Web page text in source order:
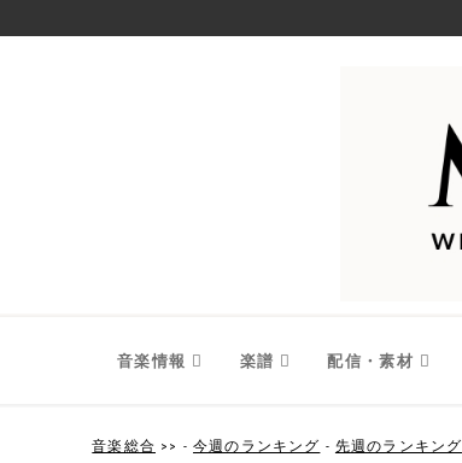
音楽情報 楽譜 配信・素材
音楽総合 >> -今週のランキング - 先週のランキング